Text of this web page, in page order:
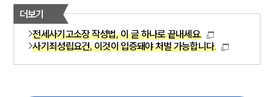
더보기
전세사기고소장 작성법, 이 글 하나로 끝내세요.
사기죄성립요건, 이것이 입증돼야 처벌 가능합니다.